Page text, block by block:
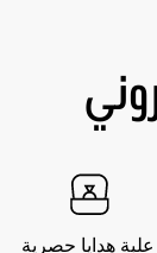
علبة هدايا حصرية